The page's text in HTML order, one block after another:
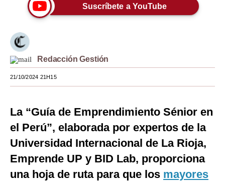
Lujo
Viajes
Moda
Estilos
EEUU
España
Internacional
Suscríbete a YouTube
Redacción Gestión
21/10/2024 21H15
La “Guía de Emprendimiento Sénior en
el Perú”, elaborada por expertos de la
Universidad Internacional de La Rioja,
Emprende UP y BID Lab, proporciona
una hoja de ruta para que los mayores